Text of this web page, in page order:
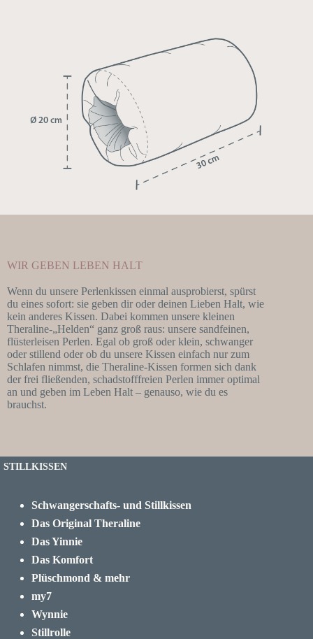
WIR GEBEN LEBEN HALT
Wenn du unsere Perlenkissen einmal ausprobierst, spürst
du eines sofort: sie geben dir oder deinen Lieben Halt, wie
kein anderes Kissen. Dabei kommen unsere kleinen
Theraline-„Helden“ ganz groß raus: unsere sandfeinen,
flüsterleisen Perlen. Egal ob groß oder klein, schwanger
oder stillend oder ob du unsere Kissen einfach nur zum
Schlafen nimmst, die Theraline-Kissen formen sich dank
der frei fließenden, schadstofffreien Perlen immer optimal
an und geben im Leben Halt – genauso, wie du es
brauchst.
STILLKISSEN
Schwangerschafts- und Stillkissen
Das Original Theraline
Das Yinnie
Das Komfort
Plüschmond & mehr
my7
Wynnie
Stillrolle